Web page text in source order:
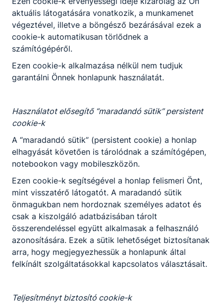
PÁLYAVÁLASZTÁSI VÁSÁR
2023. január 17.
Szebenyi Etelka Operanagykövet
volt a Harruckern vendége
2023. január 9.
aktuális látogatására vonatkozik, a munkamenet
végeztével, illetve a böngésző bezárásával ezek a
cookie-k automatikusan törlődnek a
számítógépéről.
Ezen cookie-k alkalmazása nélkül nem tudjuk
garantálni Önnek honlapunk használatát.
Használatot elősegítő “maradandó sütik” persistent
cookie-k
A “maradandó sütik” (persistent cookie) a honlap
elhagyását követően is tárolódnak a számítógépen,
notebookon vagy mobileszközön.
Ezen cookie-k segítségével a honlap felismeri Önt,
mint visszatérő látogatót. A maradandó sütik
önmagukban nem hordoznak személyes adatot és
csak a kiszolgáló adatbázisában tárolt
összerendeléssel együtt alkalmasak a felhasználó
azonosítására. Ezek a sütik lehetőséget biztosítanak
arra, hogy megjegyezhessük a honlapunk által
felkínált szolgáltatásokkal kapcsolatos választásait.
Teljesítményt biztosító cookie-k